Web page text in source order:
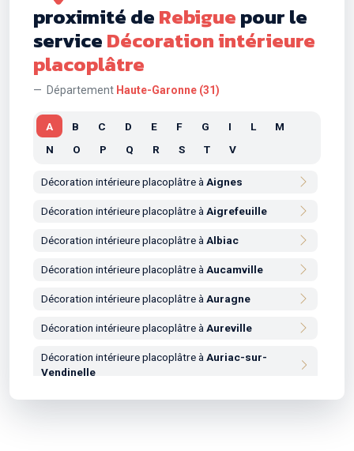
proximité deRebiguepour le
serviceDécoration intérieure
placoplâtre
Département Haute-Garonne (31)
A B C D E F G I L
M
N
O P Q R S T V
Décoration intérieure placoplâtre à Aignes
Décoration intérieure placoplâtre à Aigrefeuille
Décoration intérieure placoplâtre à Albiac
Décoration intérieure placoplâtre à Aucamville
Décoration intérieure placoplâtre à Auragne
Décoration intérieure placoplâtre à Aureville
Décoration intérieure placoplâtre à Auriac-sur-
Vendinelle
Décoration intérieure placoplâtre àAuribail